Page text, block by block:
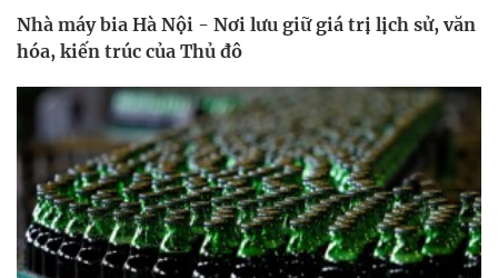
Nhà máy bia Hà Nội - Nơi lưu giữ giá trị lịch sử, văn
hóa, kiến trúc của Thủ đô